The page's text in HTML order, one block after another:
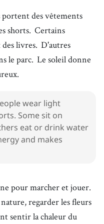
portent des vêtements
shorts. Certains
des livres. D'autres
le parc. Le soleil donne
wear light
Some sit on
eat or drink water
and makes
pour marcher et jouer.
regarder les fleurs
sentir la chaleur du